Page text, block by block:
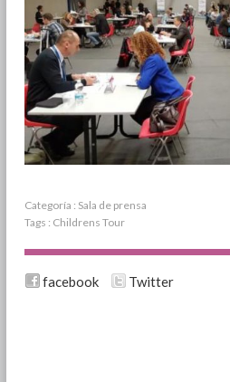
Categoría : Sala de prensa
Tags : Childrens Tour
facebook Twitter